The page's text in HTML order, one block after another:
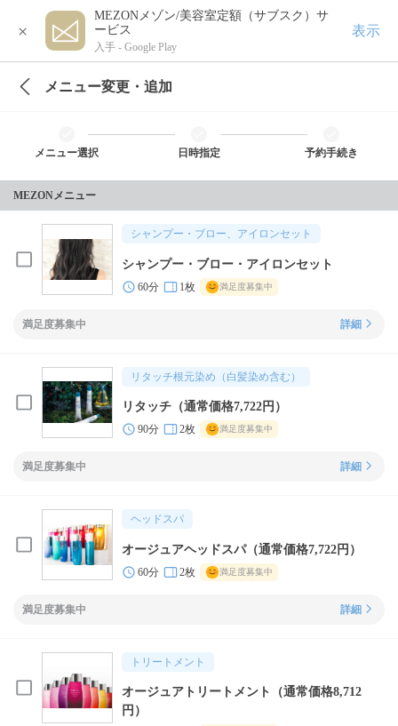
×
MEZONメゾン/美容室定額（サブスク）サ
ービス
入手 - Google Play
表示
メニュー変更・追加
メニュー選択 日時指定 予約手続き
MEZONメニュー
シャンプー・ブロー、アイロンセット
シャンプー・ブロー・アイロンセット
60分 1枚 満足度募集中
満足度募集中 詳細
リタッチ根元染め（白髪染め含む）
リタッチ（通常価格7,722円）
90分 2枚 満足度募集中
満足度募集中 詳細
ヘッドスパ
オージュアヘッドスパ（通常価格7,722円）
60分 2枚 満足度募集中
満足度募集中 詳細
トリートメント
オージュアトリートメント（通常価格8,712
円）